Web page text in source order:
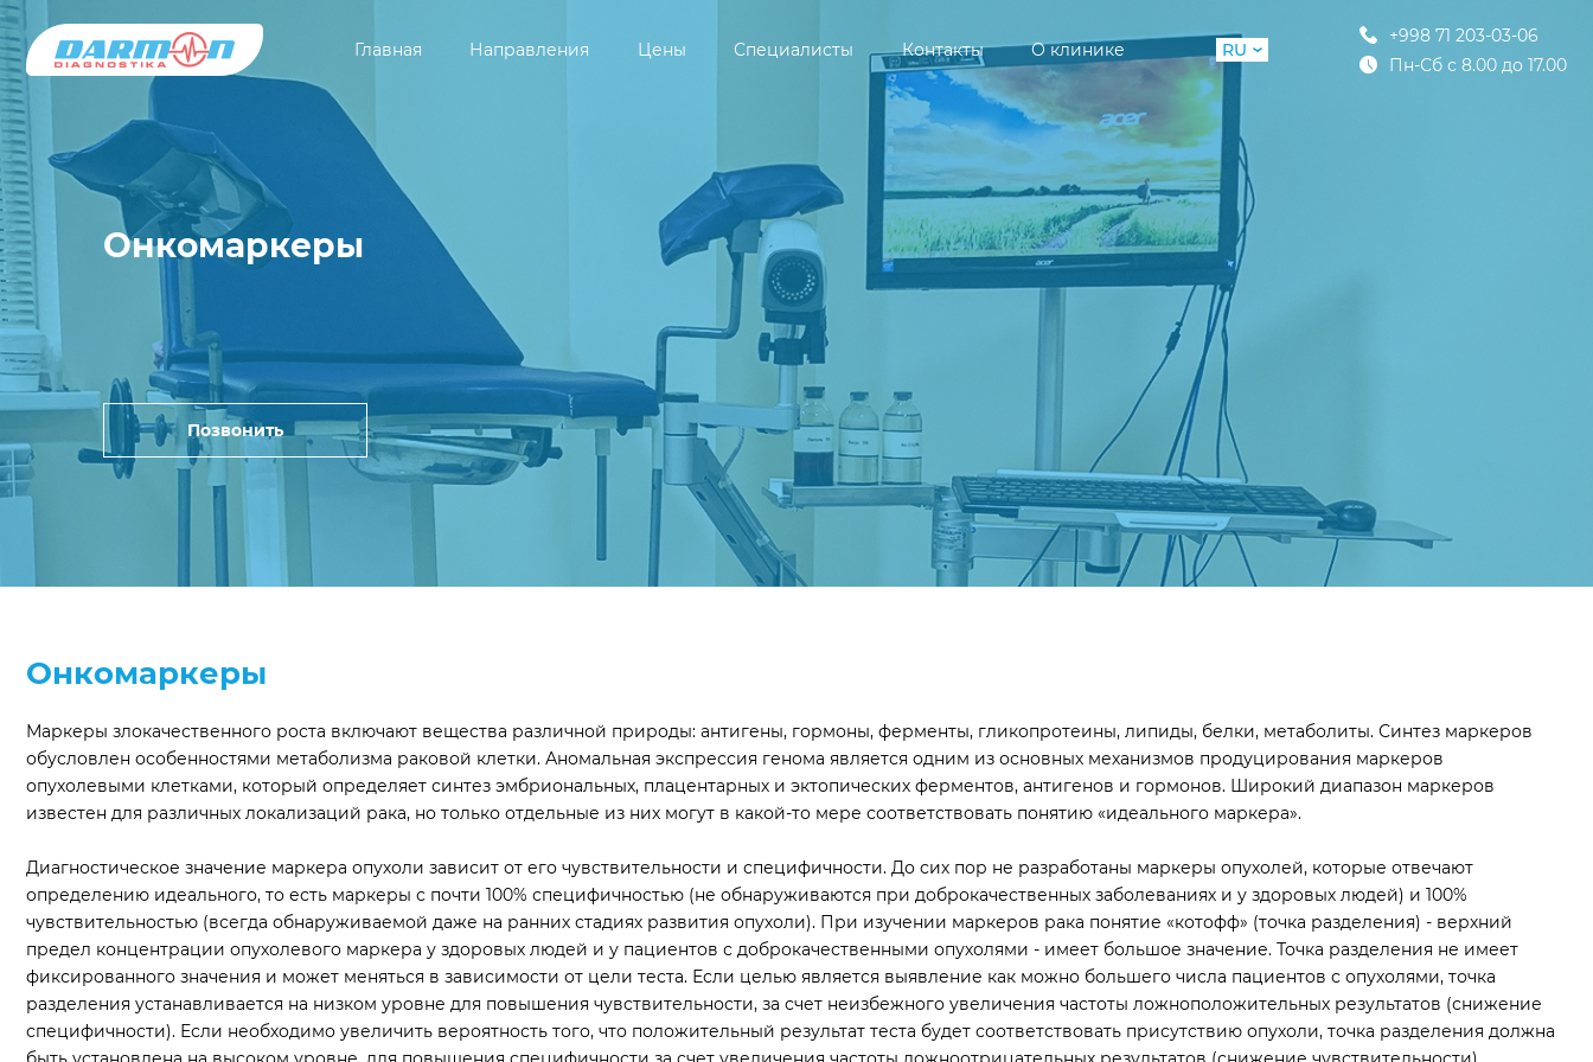
Главная Направления Цены Специалисты Контакты О клинике
RU
UZ
+998 71 203-03-06
Пн-Сб с 8.00 до 17.00
Онкомаркеры
Позвонить
Онкомаркеры
Маркеры злокачественного роста включают вещества различной природы: антигены, гормоны, ферменты, гликопротеины, липиды, белки, метаболиты. Синтез маркеров
обусловлен особенностями метаболизма раковой клетки. Аномальная экспрессия генома является одним из основных механизмов продуцирования маркеров
опухолевыми клетками, который определяет синтез эмбриональных, плацентарных и эктопических ферментов, антигенов и гормонов. Широкий диапазон маркеров
известен для различных локализаций рака, но только отдельные из них могут в какой-то мере соответствовать понятию «идеального маркера».
Диагностическое значение маркера опухоли зависит от его чувствительности и специфичности. До сих пор не разработаны маркеры опухолей, которые отвечают
определению идеального, то есть маркеры с почти 100% специфичностью (не обнаруживаются при доброкачественных заболеваниях и у здоровых людей) и 100%
чувствительностью (всегда обнаруживаемой даже на ранних стадиях развития опухоли). При изучении маркеров рака понятие «котофф» (точка разделения) - верхний
предел концентрации опухолевого маркера у здоровых людей и у пациентов с доброкачественными опухолями - имеет большое значение. Точка разделения не имеет
фиксированного значения и может меняться в зависимости от цели теста. Если целью является выявление как можно большего числа пациентов с опухолями, точка
разделения устанавливается на низком уровне для повышения чувствительности, за счет неизбежного увеличения частоты ложноположительных результатов (снижение
специфичности). Если необходимо увеличить вероятность того, что положительный результат теста будет соответствовать присутствию опухоли, точка разделения должна